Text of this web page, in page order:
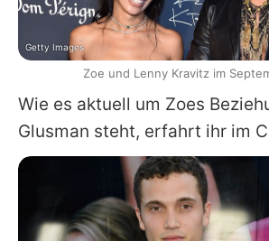
Wie es aktuell um Zoes
Glusman steht, erfahrt ihr im
Getty Images
Zoe und Lenny Kravitz im